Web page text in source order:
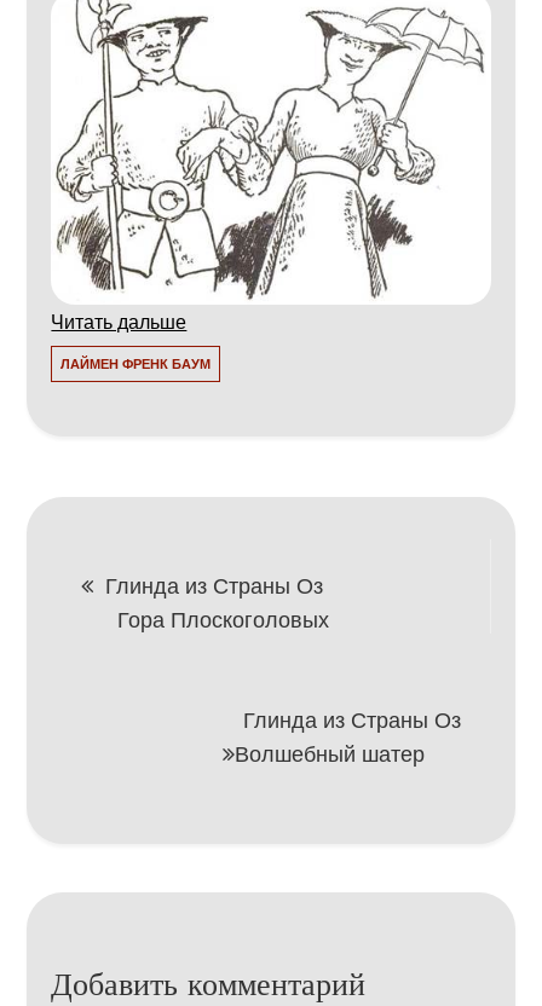
Читать дальше
ЛАЙМЕН ФРЕНК БАУМ
Навигация
Глинда из Страны Оз
Гора Плоскоголовых
Глинда из Страны Оз
Волшебный шатер
Добавить комментарий